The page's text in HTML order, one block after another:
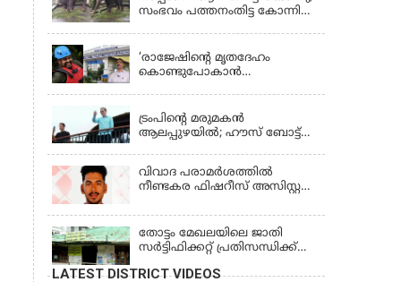
സംഭവം പത്തനംതിട്ട കോന്നി
‘രാജേഷിന്‍റെ മൃതദേഹം
കൊണ്ടുപോകാന്‍
ഗുരുതരആരോപണം
ട്രംപിന്റെ മരുമകന്‍
ആലപ്പുഴയില്‍; ഹൗസ് ബോട്ട്
വിവാദ പരാമര്‍ശത്തില്‍
നീണ്ടകര ഫിഷറീസ് അസിസ്റ്റന്റ്
തോട്ടം മേഖലയിലെ ജാതി
സര്‍ട്ടിഫിക്കറ്റ് പ്രതിസന്ധിക്ക്
LATEST DISTRICT VIDEOS